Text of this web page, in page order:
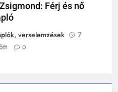
Férj és nő
verselemzések
7
0
Zeusz?
ÉRDEKESSÉGEK